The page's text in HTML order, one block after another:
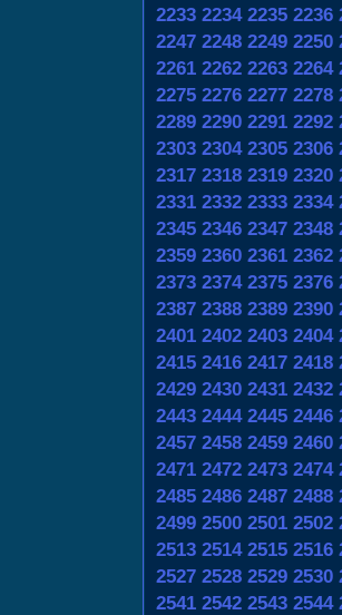
2233 2234 2235 2236
2247 2248 2249 2250
2261 2262 2263 2264
2275 2276 2277 2278
2289 2290 2291 2292
2303 2304 2305 2306
2317 2318 2319 2320
2331 2332 2333 2334
2345 2346 2347 2348
2359 2360 2361 2362
2373 2374 2375 2376
2387 2388 2389 2390
2401 2402 2403 2404
2415 2416 2417 2418
2429 2430 2431 2432
2443 2444 2445 2446
2457 2458 2459 2460
2471 2472 2473 2474
2485 2486 2487 2488
2499 2500 2501 2502
2513 2514 2515 2516
2527 2528 2529 2530
2541 2542 2543 2544